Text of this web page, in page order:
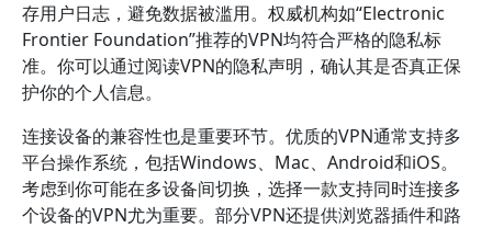
存用户日志，避免数据被滥用。权威机构如“Electronic
Frontier Foundation”推荐的VPN均符合严格的隐私标
准。你可以通过阅读VPN的隐私声明，确认其是否真正保
护你的个人信息。
连接设备的兼容性也是重要环节。优质的VPN通常支持多
平台操作系统，包括Windows、Mac、Android和iOS。
考虑到你可能在多设备间切换，选择一款支持同时连接多
个设备的VPN尤为重要。部分VPN还提供浏览器插件和路